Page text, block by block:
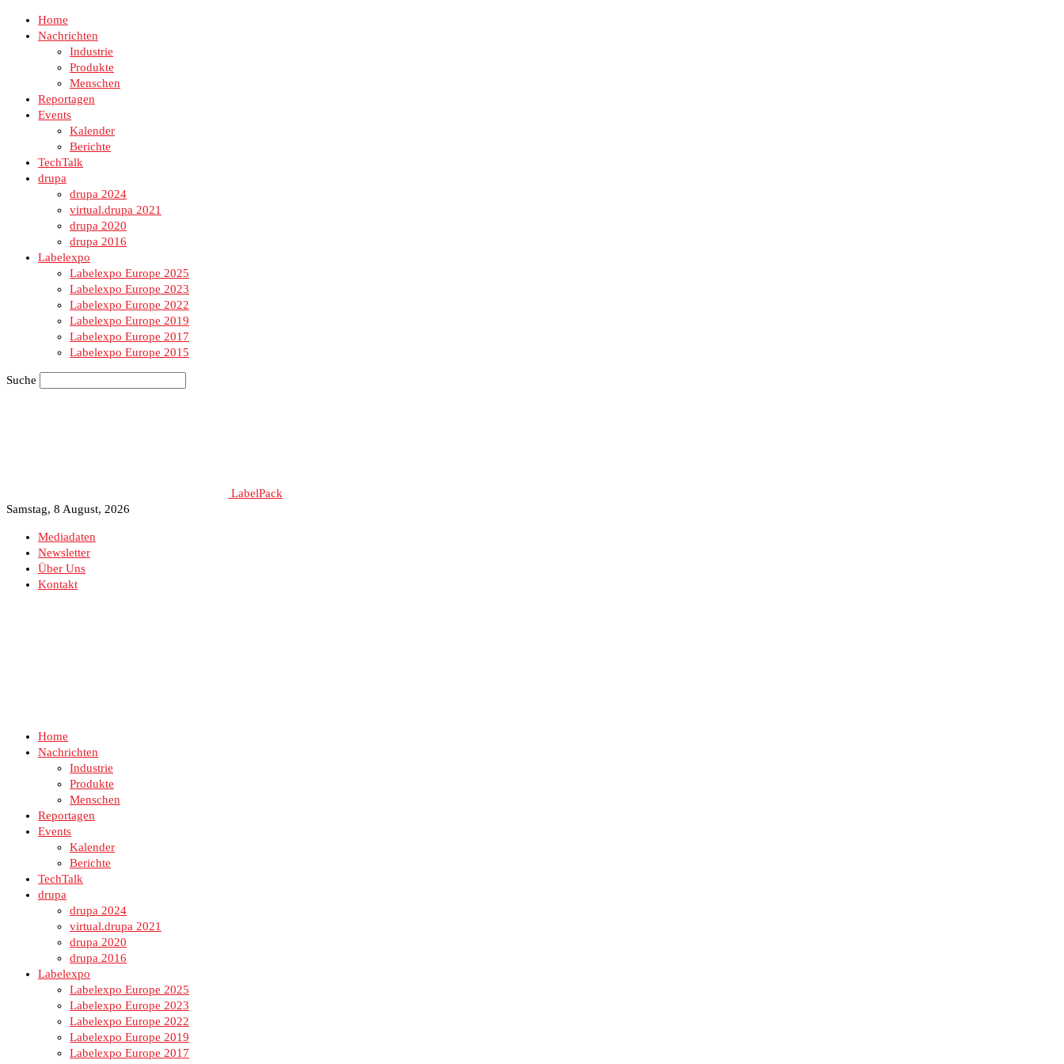
Home
Nachrichten
Industrie
Produkte
Menschen
Reportagen
Events
Kalender
Berichte
TechTalk
drupa
drupa 2024
virtual.drupa 2021
drupa 2020
drupa 2016
Labelexpo
Labelexpo Europe 2025
Labelexpo Europe 2023
Labelexpo Europe 2022
Labelexpo Europe 2019
Labelexpo Europe 2017
Labelexpo Europe 2015
Suche
LabelPack
Samstag, 8 August, 2026
Mediadaten
Newsletter
Über Uns
Kontakt
Home
Nachrichten
Industrie
Produkte
Menschen
Reportagen
Events
Kalender
Berichte
TechTalk
drupa
drupa 2024
virtual.drupa 2021
drupa 2020
drupa 2016
Labelexpo
Labelexpo Europe 2025
Labelexpo Europe 2023
Labelexpo Europe 2022
Labelexpo Europe 2019
Labelexpo Europe 2017